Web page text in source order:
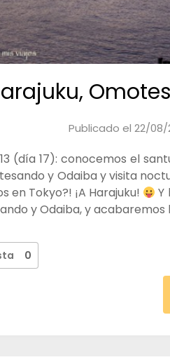
Publicado el22/08/
(día 17): conocemos el
y Odaiba y visita
en Tokyo?! ¡A Harajuku!
Y
y Odaiba, y acabaremos
0